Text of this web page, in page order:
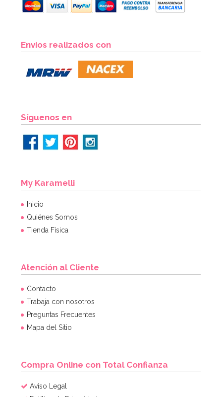
2,60€
Cristales de azúcar Amarillos 80 gr - Funcakes
AÑADIR
Envíos realizados con
Síguenos en
My Karamelli
Inicio
Quiénes Somos
Tienda Física
Atención al Cliente
Contacto
Trabaja con nosotros
Preguntas Frecuentes
Mapa del Sitio
Compra Online con Total Confianza
Aviso Legal